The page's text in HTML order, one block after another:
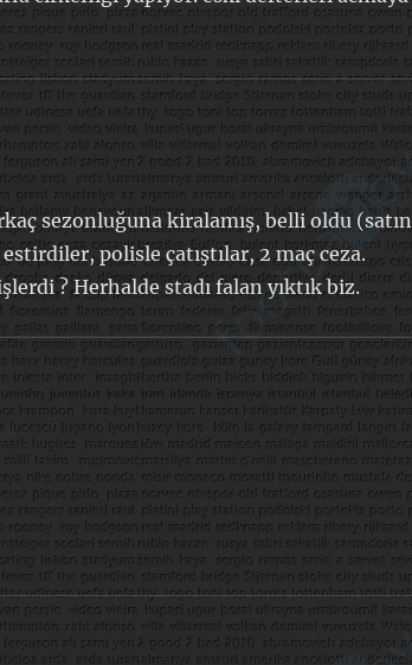
sezonluğuna kiralamış, belli oldu (satın
polisle çatıştılar, 2 maç ceza.
? Herhalde stadı falan yıktık biz.